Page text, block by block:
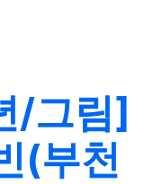
고2)에 대해
/그림]
(부천